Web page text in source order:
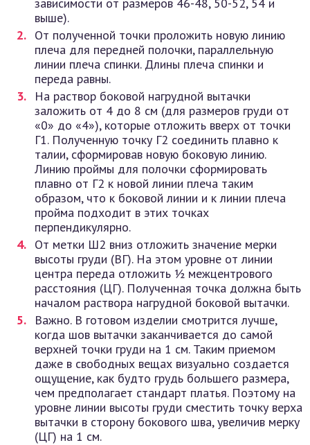
выше).
От полученной точки проложить новую линию
плеча для передней полочки, параллельную
линии плеча спинки. Длины плеча спинки и
переда равны.
На раствор боковой нагрудной вытачки
заложить от 4 до 8 см (для размеров груди от
«0» до «4»), которые отложить вверх от точки
Г1. Полученную точку Г2 соединить плавно к
талии, сформировав новую боковую линию.
Линию проймы для полочки сформировать
плавно от Г2 к новой линии плеча таким
образом, что к боковой линии и к линии плеча
пройма подходит в этих точках
перпендикулярно.
От метки Ш2 вниз отложить значение мерки
высоты груди (ВГ). На этом уровне от линии
центра переда отложить ½ межцентрового
расстояния (ЦГ). Полученная точка должна быть
началом раствора нагрудной боковой вытачки.
Важно. В готовом изделии смотрится лучше,
когда шов вытачки заканчивается до самой
верхней точки груди на 1 см. Таким приемом
даже в свободных вещах визуально создается
ощущение, как будто грудь большего размера,
чем предполагает стандарт платья. Поэтому на
уровне линии высоты груди сместить точку верха
вытачки в сторону бокового шва, увеличив мерку
(ЦГ) на 1 см.